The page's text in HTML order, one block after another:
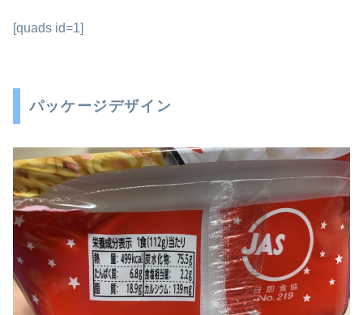
[quads id=1]
パッケージデザイン